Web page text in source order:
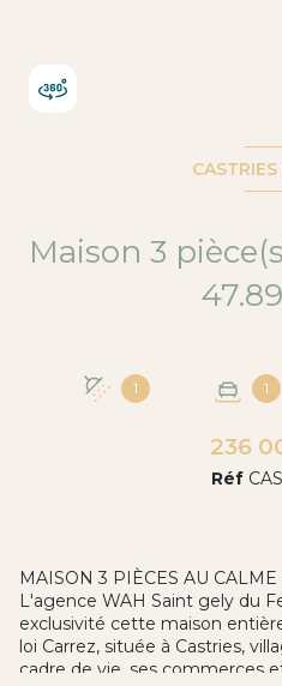
Maison 3 pièce(s) 2 chambre(s)
1 1
236
Réf
MAISON 3 PIÈCES AU CALME
L'agence WAH Saint gely du
exclusivité cette maison
loi Carrez, située à Castries,
cadre de vie, ses commerces